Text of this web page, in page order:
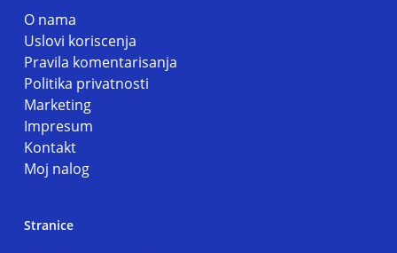
O nama
Uslovi koriscenja
Pravila komentarisanja
Politika privatnosti
Marketing
Impresum
Kontakt
Moj nalog
Stranice